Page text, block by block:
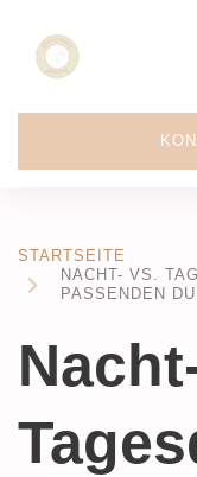
STARTSEITE
NACHT- VS.
PASSENDEN